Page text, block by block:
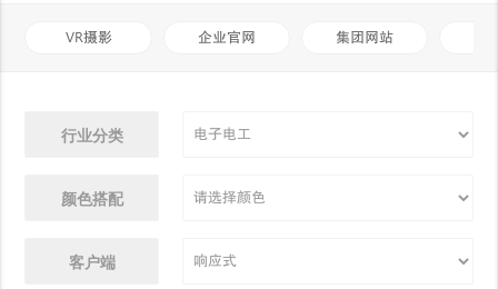
VR摄影 企业官网 集团网站
行业分类
颜色搭配
客户端